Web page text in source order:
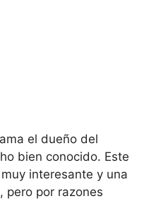
el dueño del
bien conocido. Este
interesante y una
pero por razones